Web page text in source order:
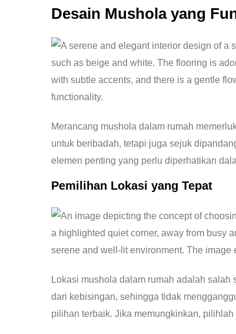
Desain Mushola yang
Merancang mushola dalam rumah
untuk beribadah, tetapi juga sejuk
elemen penting yang perlu diperhatikan
Pemilihan Lokasi yang Tepat
Lokasi mushola dalam rumah adalah
dari kebisingan, sehingga tidak
pilihan terbaik. Jika memungkinkan,